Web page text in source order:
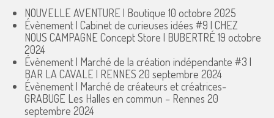
NOUVELLE AVENTURE | Boutique 10 octobre 2025
Évènement | Cabinet de curieuses idées #9 | CHEZ
NOUS CAMPAGNE Concept Store | BUBERTRÉ 19 octobre
2024
Évènement | Marché de la création indépendante #3 |
BAR LA CAVALE | RENNES 20 septembre 2024
Évènement | Marché de créateurs et créatrices-
GRABUGE Les Halles en commun – Rennes 20
septembre 2024